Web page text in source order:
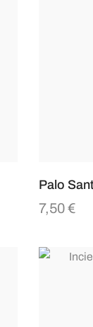
Palo
7,50€